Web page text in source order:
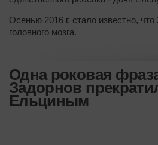
Осенью 2016 г. стало известно,
головного мозга.
Одна роковая
Задорнов
Ельциным